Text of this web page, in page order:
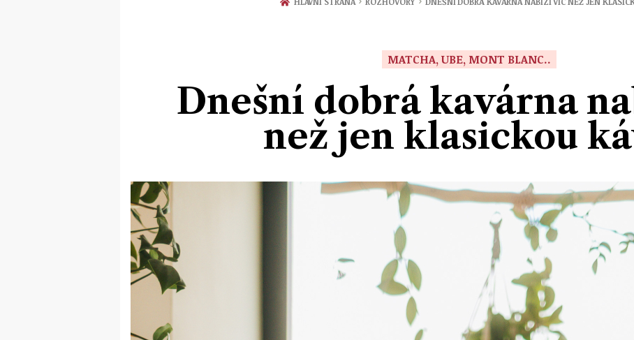
MATCHA, UBE, MONT BLANC..
Dnešní dobrá kavárna
než jen klasickou